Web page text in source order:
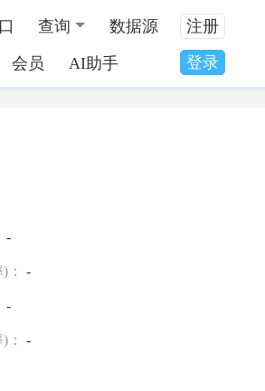
查询 数据源
会员 AI助手
注册
登录
-
： -
-
： -